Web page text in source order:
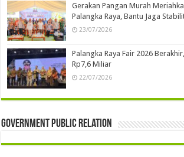
Gerakan Pangan Murah
Palangka Raya, Bantu Jaga
23/07/2026
Palangka Raya Fair 2026
Rp7,6 Miliar
22/07/2026
Government Public Relation